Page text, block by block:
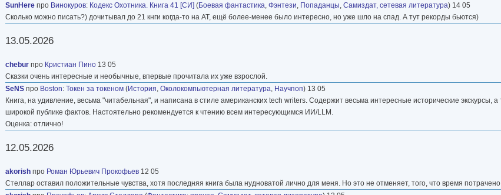
SunHere про Винокуров: Кодекс Охотника. Книга 41 [СИ] (Боевая фантастика, Фэнтези, Попаданцы, Самиздат, сетевая литература) 14 05
Сколько можно писать?) дочитывал до 21 кнги когда-то на АТ, ещё более-менее было интересно, но уже шло на спад. А тут рекорды бьются)
13.05.2026
chebur про Кристиан Пино 13 05
Сказки очень интересные и необычные, впервые прочитала их уже взрослой.
SeNS про Boston: Токен за токеном (История, Околокомпьютерная литература, Научпоп) 13 05
Книга, на удивление, весьма "читабельная", и написана в стиле американских tech writers. Содержит весьма интересные исторические экскурсы,
широкой публике фактов. Настоятельно рекомендуется к чтению всем интересующимся ИИ/LLM.
Оценка: отлично!
12.05.2026
akorish про Роман Юрьевич Прокофьев 12 05
Стеллар оставил положительные чувства, хотя последняя книга была нудноватой лично для меня. Но это не отменяет, того, что время